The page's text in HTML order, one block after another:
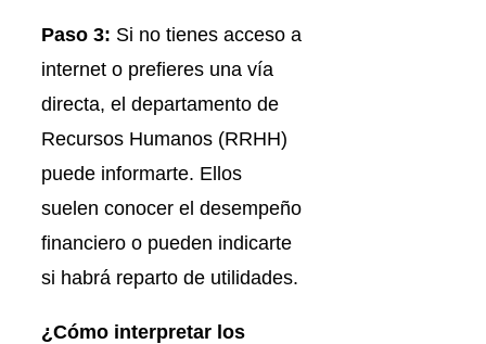
Paso 3: Si no tienes acceso a
internet o prefieres una vía
directa, el departamento de
Recursos Humanos (RRHH)
puede informarte. Ellos
suelen conocer el desempeño
financiero o pueden indicarte
si habrá reparto de utilidades.
¿Cómo interpretar los